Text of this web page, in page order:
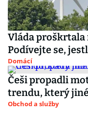
Vláda proškrtala
Podívejte se,
Domácí
Češi propadli
trendu, který
Obchod a služby